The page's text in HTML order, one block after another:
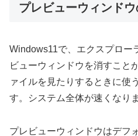
プレビューウィンド
Windows11で、エクスプロー
ビューウィンドウを消すこと
ァイルを見たりするときに使
す。システム全体が速くなりま
プレビューウィンドウはデフ